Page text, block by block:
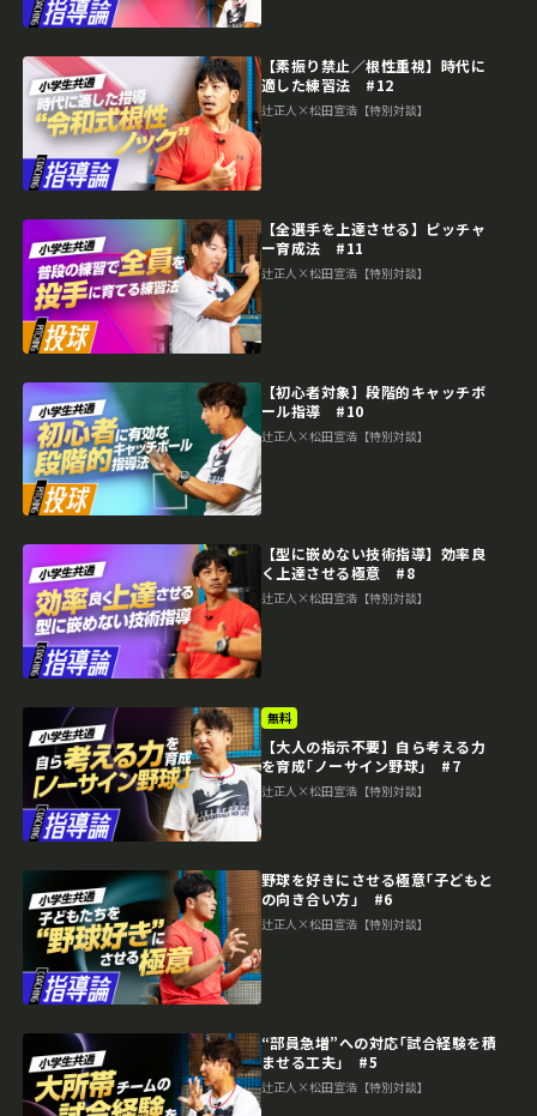
【素振り禁止／根性重視】時代に
適した練習法 #12
辻正人×松田宣浩【特別対談】
【全選手を上達させる】ピッチャ
ー育成法 #11
辻正人×松田宣浩【特別対談】
【初心者対象】段階的キャッチボ
ール指導 #10
辻正人×松田宣浩【特別対談】
【型に嵌めない技術指導】効率良
く上達させる極意 #8
辻正人×松田宣浩【特別対談】
無料
【大人の指示不要】自ら考える力
を育成｢ノーサイン野球｣ #7
辻正人×松田宣浩【特別対談】
野球を好きにさせる極意｢子どもと
の向き合い方｣ #6
辻正人×松田宣浩【特別対談】
“部員急増”への対応｢試合経験を積
ませる工夫｣ #5
辻正人×松田宣浩【特別対談】